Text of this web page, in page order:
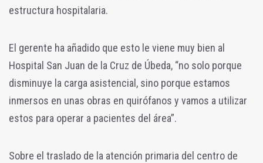
estructura hospitalaria.
El gerente ha añadido que esto le viene muy bien al
Hospital San Juan de la Cruz de Úbeda, “no solo porque
disminuye la carga asistencial, sino porque estamos
inmersos en unas obras en quirófanos y vamos a utilizar
estos para operar a pacientes del área”.
Sobre el traslado de la atención primaria del centro de